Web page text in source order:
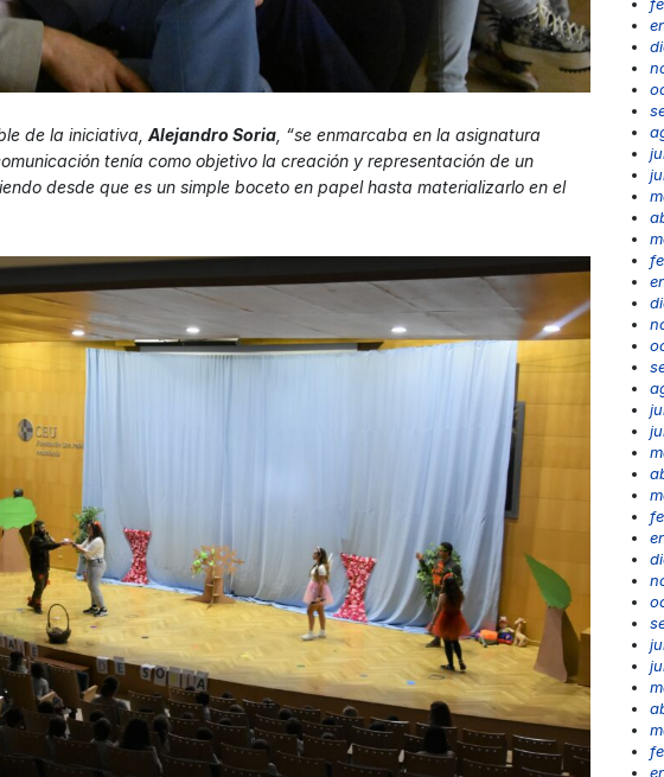
de la iniciativa, Alejandro Soria , “se enmarcaba en la asignatura
tenía como objetivo la creación y representación de un
desde que es un simple boceto en papel hasta materializarlo en el